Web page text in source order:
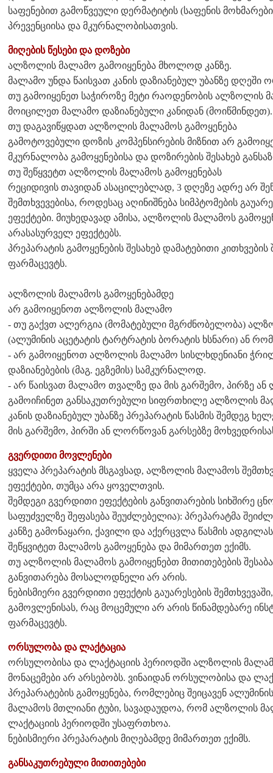
საფენებით გამოწვეული დერმატიტის (საფენის
პრევენციისა და მკურნალობისათვის.
მიღების წესები და დოზები
ალზოლის მალამო გამოიყენება მხოლოდ კანზე.
მალამო უნდა წაისვათ კანის დაზიანებულ უბანზე დღეში
თუ გამოიყენეთ საჭიროზე მეტი რაოდენობის ალზოლის
მოიცილეთ მალამო დაზიანებული კანიდან (მოიწმინდეთ).
თუ დაგავიწყდათ ალზოლის მალამოს გამოყენება
გამოტოვებული დოზის კომპენსირების მიზნით არ
მკურნალობა გამოყენებისა და დოზირების შესახებ
თუ შეწყვეტთ ალზოლის მალამოს გამოყენებას
რეციდივის თავიდან ასაცილებლად, 3 დღეზე ადრე არ
შემთხვევებისა, როდესაც აღინიშნება სიმპტომების
ეფექტები. მიუხედავად ამისა, ალზოლის მალამოს
არასასურველ ეფექტებს.
პრეპარატის გამოყენების შესახებ დამატებითი
ფარმაცევტს.
ალზოლის მალამოს გამოყენებამდე
არ გამოიყენოთ ალზოლის მალამო
- თუ გაქვთ ალერგია (მომატებული მგრძნობელობა)
(ალუმინის აცეტატის ტარტრატის ბორატის ხსნარი) ან
- არ გამოიყენოთ ალზოლის მალამო სისლხდენიანი
დაზიანებების (მაგ. ეგზემის) სამკურნალოდ.
- არ წაისვათ მალამო თვალზე და მის გარშემო, პირზე
გამოიჩინეთ განსაკუთრებული სიფრთხილე ალზოლის
კანის დაზიანებულ უბანზე პრეპარატის წასმის შემდეგ
მის გარშემო, პირში ან ლორწოვან გარსებზე
გვერდითი მოვლენები
ყველა პრეპარატის მსგავსად, ალზოლის მალამოს
ეფექტები, თუმცა არა ყოველთვის.
შემდეგი გვერდითი ეფექტების განვითარების სიხშირე
საფუძველზე შეფასება შეუძლებელია): პრეპარატმა
კანზე გამონაყარი, ქავილი და აქერცვლა წასმის
შეწყვიტეთ მალამოს გამოყენება და მიმართეთ ექიმს.
თუ ალზოლის მალამოს გამოიყენებთ მითითებების
განვითარება მოსალოდნელი არ არის.
ნებისმიერი გვერდითი ეფექტის გაუარესების
გამოვლენისას, რაც მოცემული არ არის წინამდებარე
ფარმაცევტს.
ორსულობა და ლაქტაცია
ორსულობისა და ლაქტაციის პერიოდში ალზოლის
მონაცემები არ არსებობს. ვინაიდან ორსულობისა და
პრეპარატების გამოყენება, რომლებიც შეიცავენ
მალამოს მთლიანი ტუბი, სავადაუდოა, რომ ალზოლის
ლაქტაციის პერიოდში უსაფრთხოა.
ნებისმიერი პრეპარატის მიღებამდე მიმართეთ ექიმს.
განსაკუთრებული მითითებები